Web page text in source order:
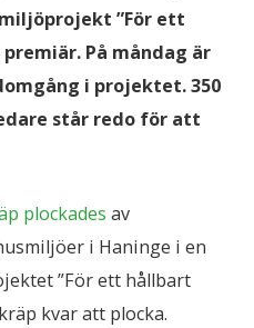
”För ett
På måndag är
i projektet. 350
står redo för att
plockades av
i Haninge i en
”För ett hållbart
kvar att plocka.